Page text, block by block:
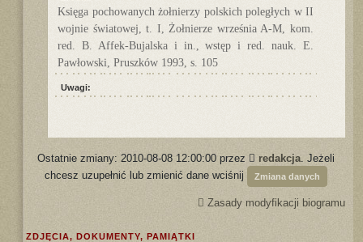
Księga pochowanych żołnierzy polskich poległych w II
wojnie światowej, t. I, Żołnierze września A-M, kom.
red. B. Affek-Bujalska i in., wstęp i red. nauk. E.
Pawłowski, Pruszków 1993, s. 105
Uwagi:
Ostatnie zmiany: 2010-08-08 12:00:00 przez redakcja. Jeżeli
chcesz uzupełnić lub zmienić dane wciśnij
Zmiana danych
Zasady modyfikacji biogramu
ZDJĘCIA, DOKUMENTY, PAMIĄTKI